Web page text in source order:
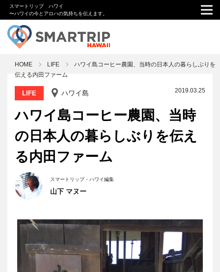
スマートリップ ハワイ
〜ハワイの今とアロハの気持ちを伝えます。
HOME LIFE
ハワイ島コーヒー農園、当時の日本人の暮らしぶりを
伝える内田ファーム
LIFE ハワイ島 2019.03.25
ハワイ島コーヒー農園、当時
の日本人の暮らしぶりを伝え
る内田ファーム
スマートリップ・ハワイ編集
山下 マヌー